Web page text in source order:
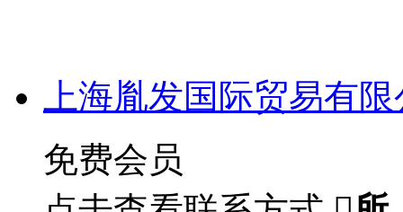
上海胤发国际贸易有
免费会员